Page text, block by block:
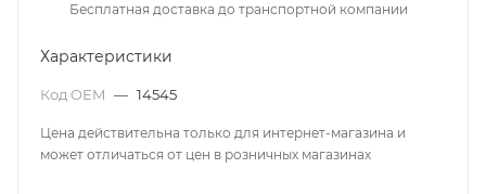
Бесплатная доставка до транспортной компании
Характеристики
Код OEM — 14545
Цена действительна только для интернет-магазина и
может отличаться от цен в розничных магазинах